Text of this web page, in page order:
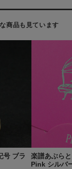
商品も見ています
号 ブラ
楽譜あぶら
Pink シルバ